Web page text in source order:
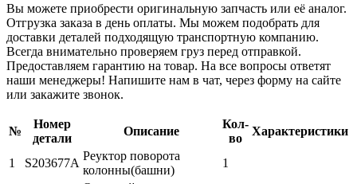
Вы можете приобрести оригинальную запчасть или её аналог.
Отгрузка заказа в день оплаты. Мы можем подобрать для
доставки деталей подходящую транспортную компанию.
Всегда внимательно проверяем груз перед отправкой.
Предоставляем гарантию на товар. На все вопросы ответят
наши менеджеры! Напишите нам в чат, через форму на сайте
или закажите звонок.
№
Hомер
детали
Описание
Кол-
во
Характеристики
1 S203677A
Реуктор поворота
колонны(башни)
1